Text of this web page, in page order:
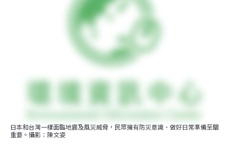
日本和台灣一樣面臨地震及風災威脅，民眾擁有防災意識、做好日常準備至關
重要。攝影：陳文姿